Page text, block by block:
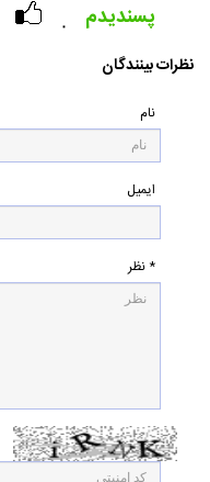
۰ پسندیدم
نظرات بینندگان
نام
ایمیل
* نظر